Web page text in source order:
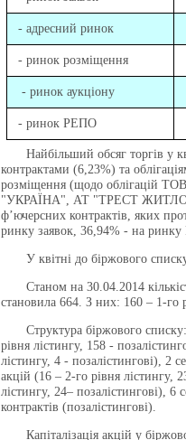
- адресний ринок
- ринок розміщення
- ринок аукціону
- ринок РЕПО
Найбільший обсяг торгів у
контрактами (6,23%) та
розміщення (щодо
"УКРАЇНА", АТ "ТРЕСТ
ф’ючерсних контрактів, яких
ринку заявок, 36,94% - на
У квітні до біржового
Станом на 30.04.2014
становила 664. З них: 160 – 1-го
Структура біржового списку:
рівня лістингу, 158 -
лістингу, 4 - позалістингові), 2
акцій (16 – 2-го рівня лістингу,
лістингу, 24– позалістингові), 6
контрактів (позалістингові).
Капіталізація акцій у